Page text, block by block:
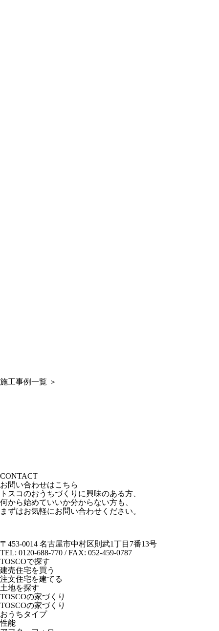
施工事例一覧 ＞
CONTACT
お問い合わせはこちら
トスコのおうちづくりに興味のある方、
何から始めていいか分からない方も、
まずはお気軽にお問い合わせください。
〒453-0014 名古屋市中村区則武1丁目7番13号
TEL: 0120-688-770 / FAX: 052-459-0787
TOSCOで探す
建売住宅を買う
注文住宅を建てる
土地を探す
TOSCOの家づくり
TOSCOの家づくり
おうちタイプ
性能